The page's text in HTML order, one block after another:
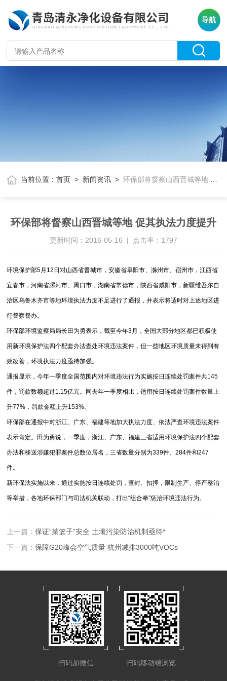
导航
当前位置：首页 > 新闻资讯 >环保部将督察山西晋城等地 促其执法力度提升
环保部将督察山西晋城等地 促其执法力度提升
更新时间：2016-05-16 | 点击率：1797
环境保护部5月12日对山西省晋城市，安徽省阜阳市、滁州市、宿州市，江西省
宜春市，河南省漯河市、周口市，湖南省常德市，陕西省咸阳市，新疆维吾尔自
治区乌鲁木齐市等地环境执法力度不足进行了通报，并表示将适时对上述地区进
行督察督办。
环保部环境监察局局长田为勇表示，截至今年3月，全国大部分地区都已积极使
用新环境保护法四个配套办法查处环境违法案件，但一些地区环境质量未得到有
效改善，环境执法力度亟待加强。
通报显示，今年一季度全国范围内对环境违法行为实施按日连续处罚案件共145
件，罚款数额超过1.15亿元。同去年一季度相比，适用按日连续处罚案件数量上
升77%，罚款金额上升153%。
环保部在通报中对浙江、广东、福建等地加大执法力度、依法严查环境违法案件
表示肯定。田为勇说，一季度，浙江、广东、福建三省适用环境保护法四个配套
办法和移送涉嫌犯罪案件总数位居名，三省数量分别为339件、284件和247
件。
新环保法实施以来，通过实施按日连续处罚，查封、扣押，限制生产、停产整治
等举措，各地环保部门与司法机关联动，打出“组合拳”惩治环境违法行为。
上一篇：保证“菜篮子”安全 土壤污染防治机制亟待*
下一篇：保障G20峰会空气质量 杭州减排3000吨VOCs
扫码加微信 扫码移动端浏览